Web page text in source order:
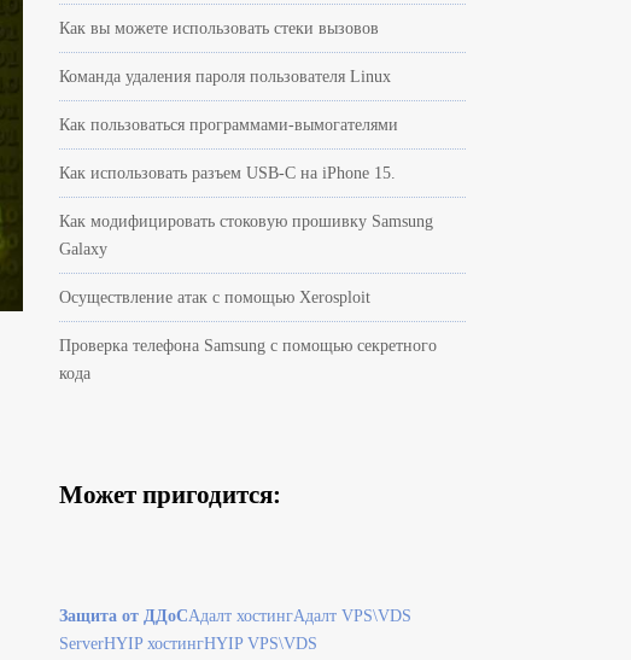
Как вы можете использовать стеки вызовов
Команда удаления пароля пользователя Linux
Как пользоваться программами-вымогателями
Как использовать разъем USB-C на iPhone 15.
Как модифицировать стоковую прошивку Samsung
Galaxy
Осуществление атак с помощью Xerosploit
Проверка телефона Samsung с помощью секретного
кода
Может пригодится:
Защита от ДДоСАдалт хостингАдалт VPS\VDS
ServerHYIP хостингHYIP VPS\VDS